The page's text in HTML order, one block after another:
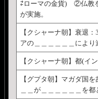
⇄ローマの金貨) ②仏教
が実施。
【クシャーナ朝】衰退
アの＿＿＿＿＿＿により
【クシャーナ朝】都(イ
【グプタ朝】マガダ国を
＿＿が＿＿＿＿＿＿を都